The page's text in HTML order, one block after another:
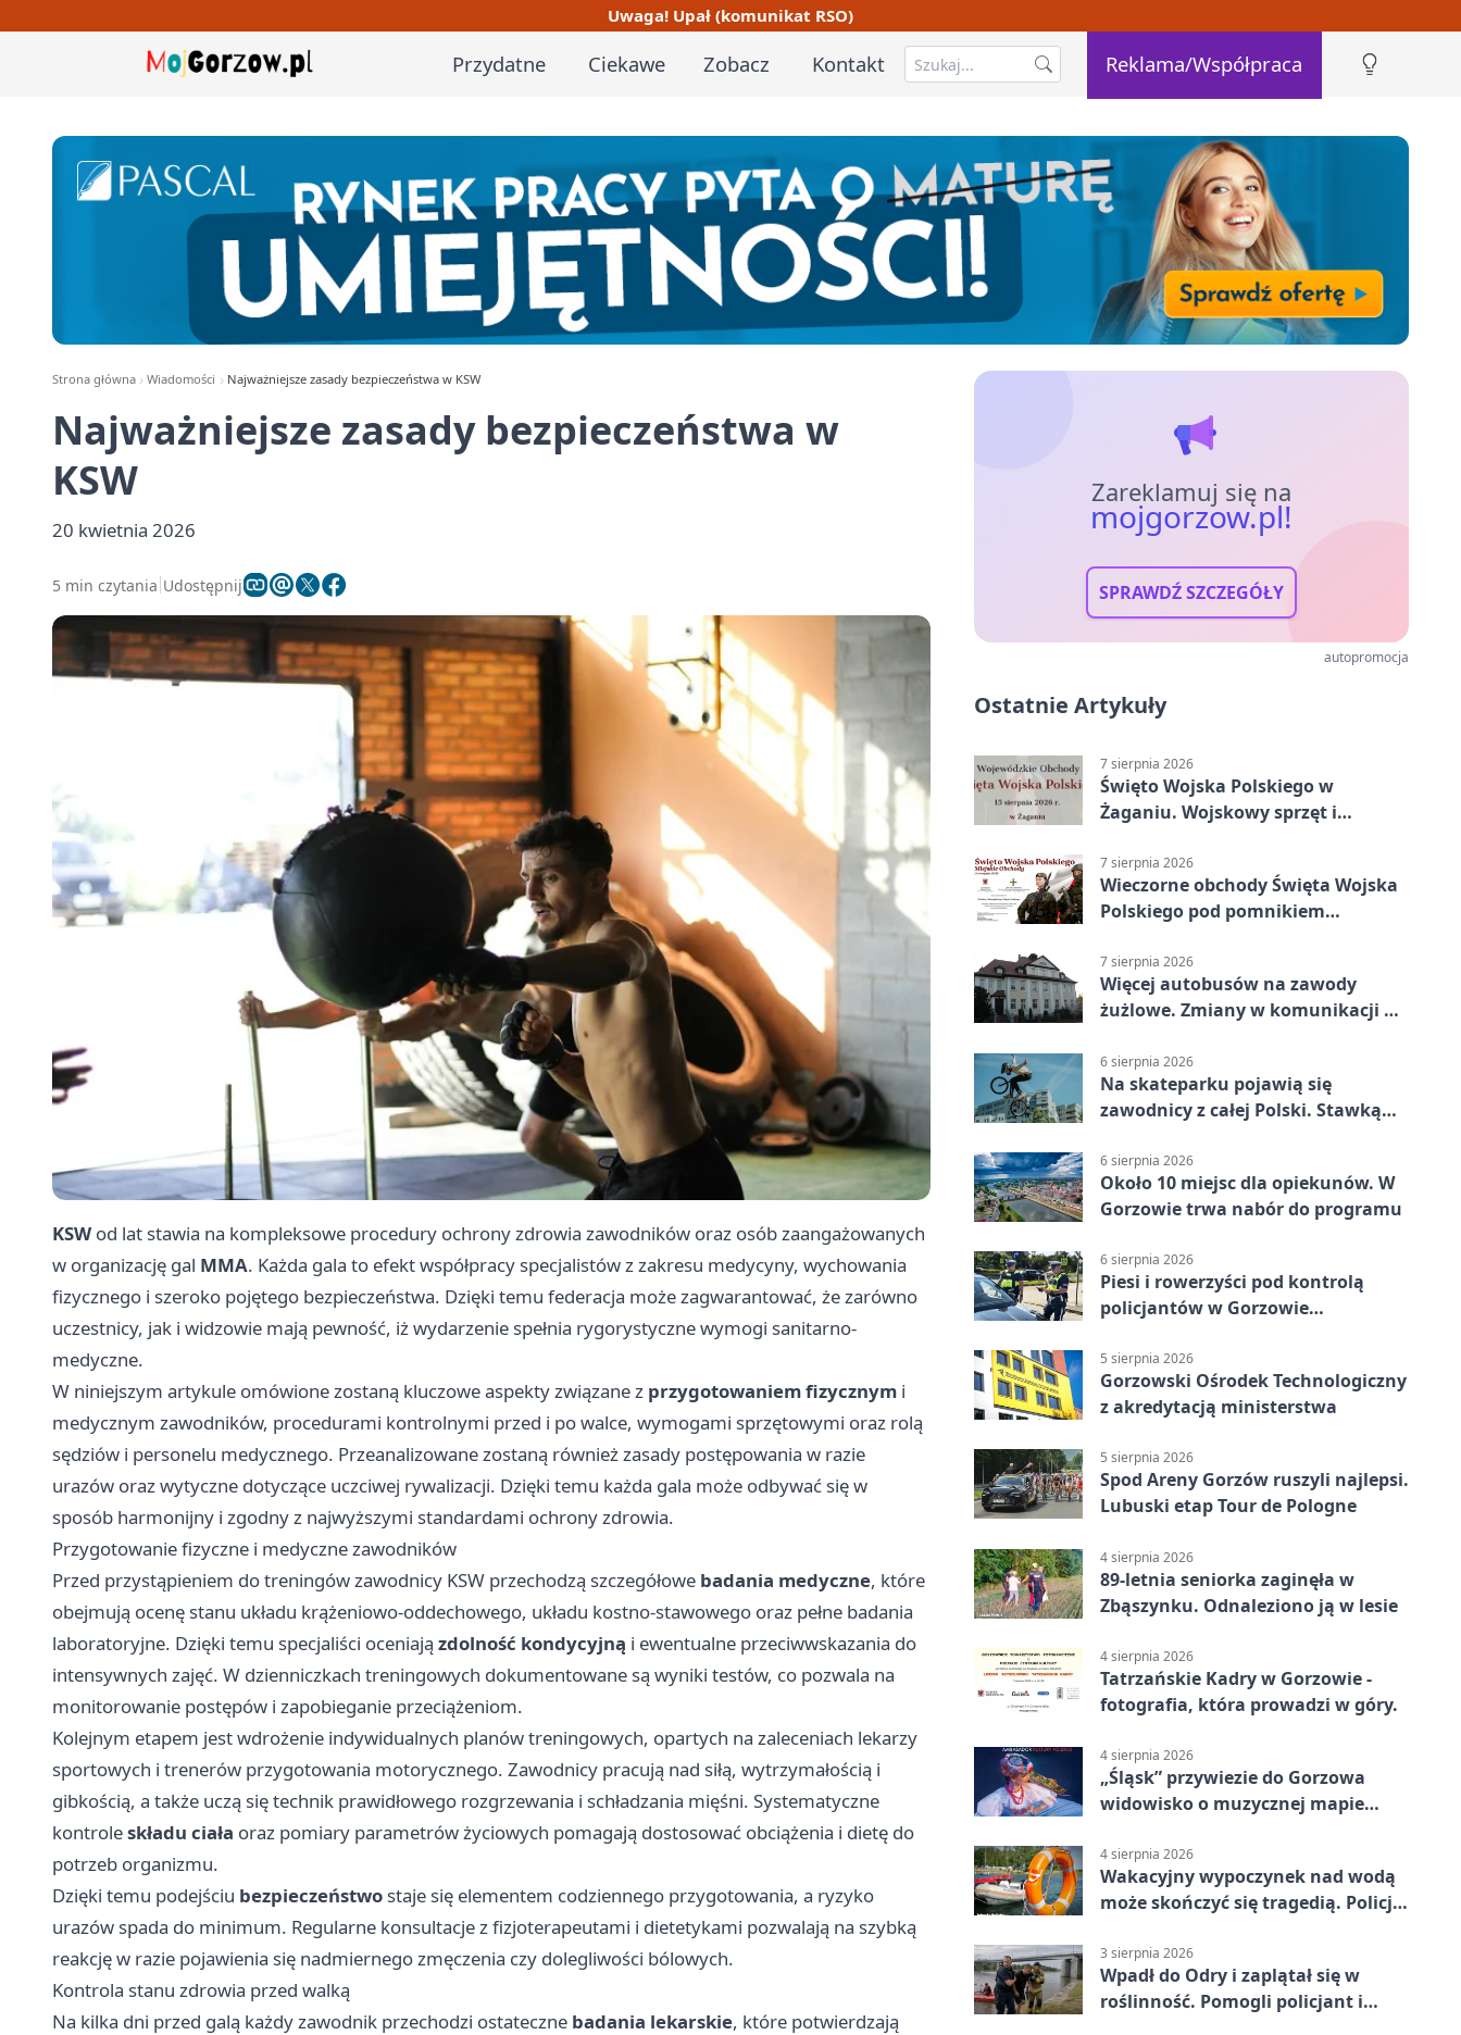
Uwaga! Upał (komunikat RSO)
Przydatne Ciekawe Zobacz Kontakt Reklama/Współpraca
Strona główna Wiadomości Najważniejsze zasady bezpieczeństwa w KSW
Najważniejsze zasady bezpieczeństwa w
KSW
20 kwietnia 2026
5 min czytania Udostępnij
KSW od lat stawia na kompleksowe procedury ochrony zdrowia zawodników oraz osób zaangażowanych
w organizację gal MMA. Każda gala to efekt współpracy specjalistów z zakresu medycyny, wychowania
fizycznego i szeroko pojętego bezpieczeństwa. Dzięki temu federacja może zagwarantować, że zarówno
uczestnicy, jak i widzowie mają pewność, iż wydarzenie spełnia rygorystyczne wymogi sanitarno-
medyczne.
W niniejszym artykule omówione zostaną kluczowe aspekty związane z przygotowaniem fizycznym i
medycznym zawodników, procedurami kontrolnymi przed i po walce, wymogami sprzętowymi oraz rolą
sędziów i personelu medycznego. Przeanalizowane zostaną również zasady postępowania w razie
urazów oraz wytyczne dotyczące uczciwej rywalizacji. Dzięki temu każda gala może odbywać się w
sposób harmonijny i zgodny z najwyższymi standardami ochrony zdrowia.
Przygotowanie fizyczne i medyczne zawodników
Przed przystąpieniem do treningów zawodnicy KSW przechodzą szczegółowe badania medyczne, które
obejmują ocenę stanu układu krążeniowo-oddechowego, układu kostno-stawowego oraz pełne badania
laboratoryjne. Dzięki temu specjaliści oceniają zdolność kondycyjną i ewentualne przeciwwskazania do
intensywnych zajęć. W dzienniczkach treningowych dokumentowane są wyniki testów, co pozwala na
monitorowanie postępów i zapobieganie przeciążeniom.
Kolejnym etapem jest wdrożenie indywidualnych planów treningowych, opartych na zaleceniach lekarzy
sportowych i trenerów przygotowania motorycznego. Zawodnicy pracują nad siłą, wytrzymałością i
gibkością, a także uczą się technik prawidłowego rozgrzewania i schładzania mięśni. Systematyczne
kontroleskładu ciała oraz pomiary parametrów życiowych pomagają dostosować obciążenia i dietę do
potrzeb organizmu.
Dzięki temu podejściu bezpieczeństwo staje się elementem codziennego przygotowania, a ryzyko
urazów spada do minimum. Regularne konsultacje z fizjoterapeutami i dietetykami pozwalają na szybką
reakcję w razie pojawienia się nadmiernego zmęczenia czy dolegliwości bólowych.
Kontrola stanu zdrowia przed walką
Na kilka dni przed galą każdy zawodnik przechodzi ostateczne badania lekarskie, które potwierdzają
Zareklamuj się na
mojgorzow.pl!
SPRAWDŹ SZCZEGÓŁY
autopromocja
Ostatnie Artykuły
7 sierpnia 2026
Święto Wojska Polskiego w
Żaganiu. Wojskowy sprzęt i
7 sierpnia 2026
Wieczorne obchody Święta Wojska
Polskiego pod pomnikiem
7 sierpnia 2026
Więcej autobusów na zawody
żużlowe. Zmiany w komunikacji w
6 sierpnia 2026
Na skateparku pojawią się
zawodnicy z całej Polski. Stawką
6 sierpnia 2026
Około 10 miejsc dla opiekunów. W
Gorzowie trwa nabór do programu
6 sierpnia 2026
Piesi i rowerzyści pod kontrolą
policjantów w Gorzowie
5 sierpnia 2026
Gorzowski Ośrodek Technologiczny
z akredytacją ministerstwa
5 sierpnia 2026
Spod Areny Gorzów ruszyli najlepsi.
Lubuski etap Tour de Pologne
4 sierpnia 2026
89-letnia seniorka zaginęła w
Zbąszynku. Odnaleziono ją w lesie
4 sierpnia 2026
Tatrzańskie Kadry w Gorzowie -
fotografia, która prowadzi w góry.
4 sierpnia 2026
„Śląsk” przywiezie do Gorzowa
widowisko o muzycznej mapie
4 sierpnia 2026
Wakacyjny wypoczynek nad wodą
może skończyć się tragedią. Policja
3 sierpnia 2026
Wpadł do Odry i zaplątał się w
roślinność. Pomogli policjant i